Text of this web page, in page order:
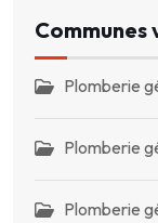
Communes
Plomberie
Plomberie
Plomberie